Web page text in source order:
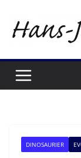
Inhalt
springen
DINOSAURIER